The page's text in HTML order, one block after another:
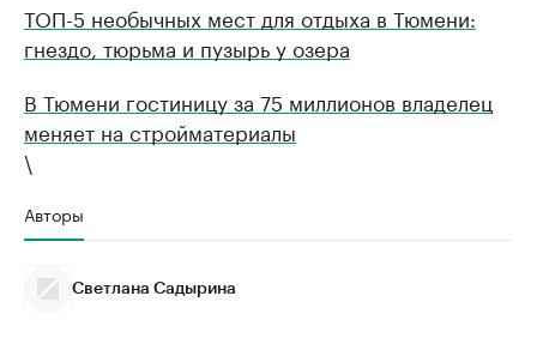
ТОП-5 необычных мест для отдыха в Тюмени:
гнездо, тюрьма и пузырь у озера
В Тюмени гостиницу за 75 миллионов владелец
меняет на стройматериалы
\
Авторы
Светлана Садырина